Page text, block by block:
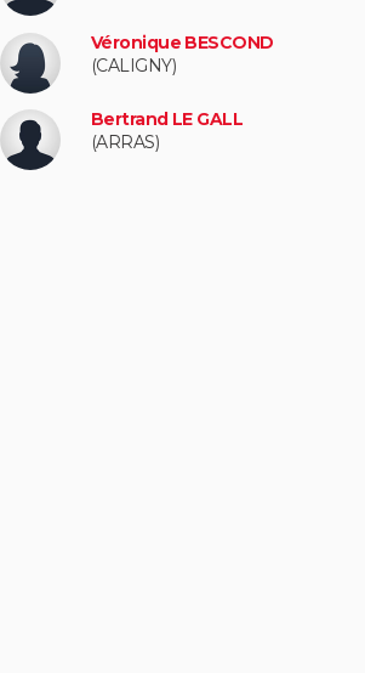
Véronique BESCOND
(CALIGNY)
Bertrand LE GALL
(ARRAS)